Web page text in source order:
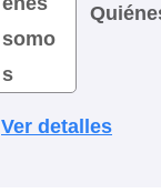
Ver detalles